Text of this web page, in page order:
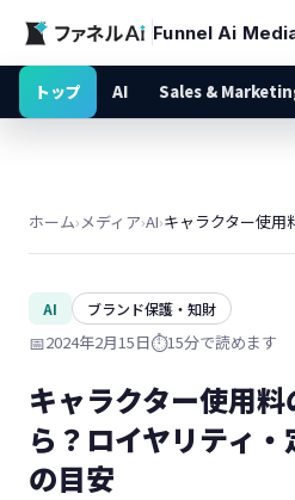
Funnel Ai
トップ AI Sales &
ホーム›メディア›AI›
AI ブランド保護・知財
📅2024年2月15日⏱️15分で読めます
キャラクター使用料
ら？ロイヤリティ
の目安